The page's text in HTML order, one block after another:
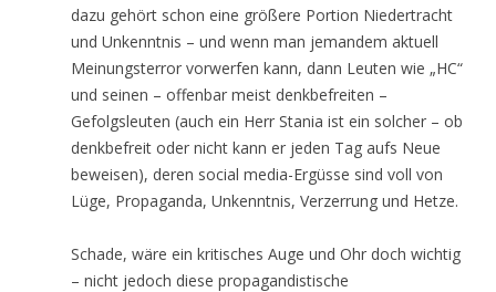
dazu gehört schon eine größere Portion Niedertracht
und Unkenntnis – und wenn man jemandem aktuell
Meinungsterror vorwerfen kann, dann Leuten wie „HC“
und seinen – offenbar meist denkbefreiten –
Gefolgsleuten (auch ein Herr Stania ist ein solcher – ob
denkbefreit oder nicht kann er jeden Tag aufs Neue
beweisen), deren social media-Ergüsse sind voll von
Lüge, Propaganda, Unkenntnis, Verzerrung und Hetze.
Schade, wäre ein kritisches Auge und Ohr doch wichtig
– nicht jedoch diese propagandistische